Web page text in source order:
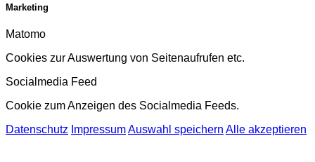
Marketing
Matomo
Cookies zur Auswertung von Seitenaufrufen etc.
Socialmedia Feed
Cookie zum Anzeigen des Socialmedia Feeds.
Datenschutz ImpressumAuswahl speichern Alle akzeptieren